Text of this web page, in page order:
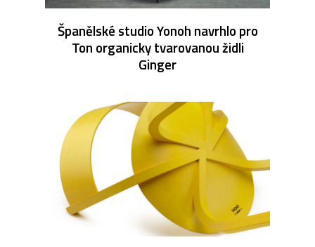
Španělské studio Yonoh navrhlo pro
Ton organicky tvarovanou židli
Ginger